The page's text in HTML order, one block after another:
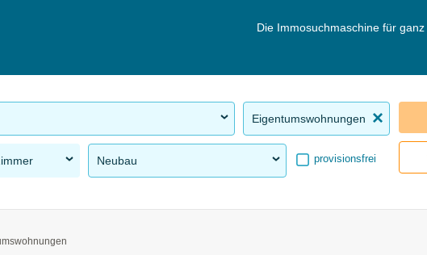
Die Immosuchmaschine für ganz
Eigentumswohnungen
Neubau provisionsfrei